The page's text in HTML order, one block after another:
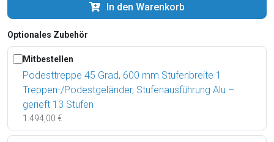
In den Warenkorb
Optionales Zubehör
Mitbestellen
Podesttreppe 45 Grad, 600 mm Stufenbreite 1
Treppen-/Podestgeländer, Stufenausführung Alu –
gerieft 13 Stufen
1.494,00 €